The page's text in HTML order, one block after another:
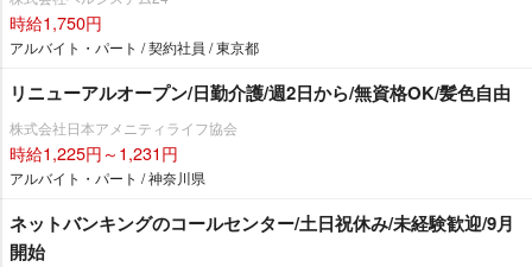
時給1,750円
アルバイト・パート / 契約社員 / 東京都
リニューアルオープン/日勤介護/週2日から/無資格OK/髪色自由
株式会社日本アメニティライフ協会
時給1,225円～1,231円
アルバイト・パート / 神奈川県
ネットバンキングのコールセンター/土日祝休み/未経験歓迎/9月
開始